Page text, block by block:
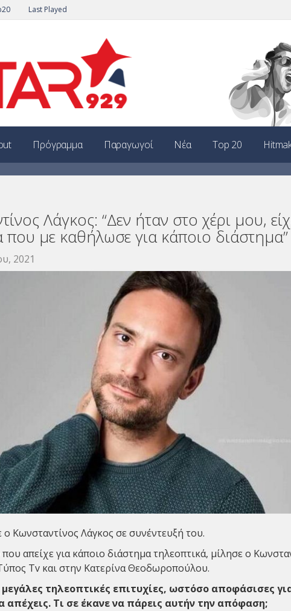
Last Played
Πρόγραμμα Παραγωγοί Νέα Top 20
Λάγκος: “Δεν ήταν στο χέρι μου,
που με καθήλωσε για κάποιο διάστημα”
2021
Κωνσταντίνος Λάγκος σε συνέντευξή του.
απείχε για κάποιο διάστημα τηλεοπτικά, μίλησε ο
Tv και στην Κατερίνα Θεοδωροπούλου.
μεγάλες τηλεοπτικές επιτυχίες, ωστόσο αποφάσισες
απέχεις. Τι σε έκανε να πάρεις αυτήν την απόφαση;